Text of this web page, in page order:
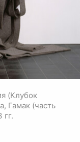
(Клубок
Гамак (часть
гг.